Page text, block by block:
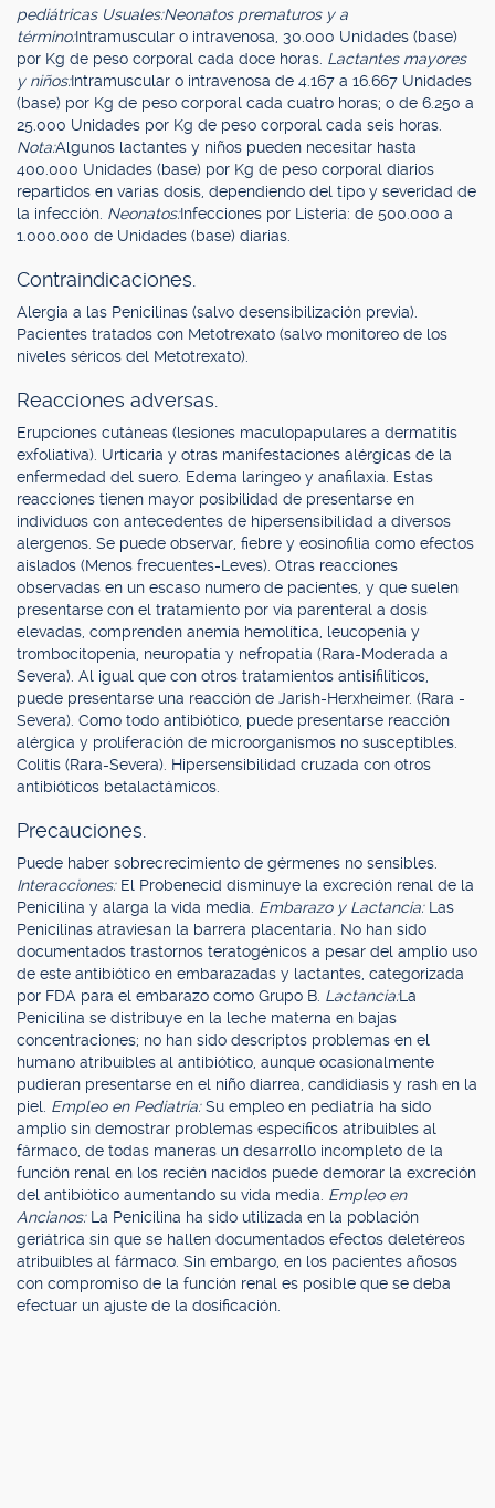
pediátricas Usuales:Neonatos prematuros y a
término:Intramuscular o intravenosa, 30.000 Unidades (base)
por Kg de peso corporal cada doce horas. Lactantes mayores
y niños:Intramuscular o intravenosa de 4.167 a 16.667 Unidades
(base) por Kg de peso corporal cada cuatro horas; o de 6.250 a
25.000 Unidades por Kg de peso corporal cada seis horas.
Nota:Algunos lactantes y niños pueden necesitar hasta
400.000 Unidades (base) por Kg de peso corporal diarios
repartidos en varias dosis, dependiendo del tipo y severidad de
la infección. Neonatos:Infecciones por Listeria: de 500.000 a
1.000.000 de Unidades (base) diarias.
Contraindicaciones.
Alergia a las Penicilinas (salvo desensibilización previa).
Pacientes tratados con Metotrexato (salvo monitoreo de los
niveles séricos del Metotrexato).
Reacciones adversas.
Erupciones cutáneas (lesiones maculopapulares a dermatitis
exfoliativa). Urticaria y otras manifestaciones alérgicas de la
enfermedad del suero. Edema laríngeo y anafilaxia. Estas
reacciones tienen mayor posibilidad de presentarse en
individuos con antecedentes de hipersensibilidad a diversos
alergenos. Se puede observar, fiebre y eosinofilia como efectos
aislados (Menos frecuentes-Leves). Otras reacciones
observadas en un escaso numero de pacientes, y que suelen
presentarse con el tratamiento por vía parenteral a dosis
elevadas, comprenden anemia hemolítica, leucopenia y
trombocitopenia, neuropatía y nefropatía (Rara-Moderada a
Severa). Al igual que con otros tratamientos antisifilíticos,
puede presentarse una reacción de Jarish-Herxheimer. (Rara -
Severa). Como todo antibiótico, puede presentarse reacción
alérgica y proliferación de microorganismos no susceptibles.
Colitis (Rara-Severa). Hipersensibilidad cruzada con otros
antibióticos betalactámicos.
Precauciones.
Puede haber sobrecrecimiento de gérmenes no sensibles.
Interacciones: El Probenecid disminuye la excreción renal de la
Penicilina y alarga la vida media. Embarazo y Lactancia: Las
Penicilinas atraviesan la barrera placentaria. No han sido
documentados trastornos teratogénicos a pesar del amplio uso
de este antibiótico en embarazadas y lactantes, categorizada
por FDA para el embarazo como Grupo B. Lactancia:La
Penicilina se distribuye en la leche materna en bajas
concentraciones; no han sido descriptos problemas en el
humano atribuibles al antibiótico, aunque ocasionalmente
pudieran presentarse en el niño diarrea, candidiasis y rash en la
piel. Empleo en Pediatría:Su empleo en pediatría ha sido
amplio sin demostrar problemas específicos atribuibles al
fármaco, de todas maneras un desarrollo incompleto de la
función renal en los recién nacidos puede demorar la excreción
del antibiótico aumentando su vida media. Empleo en
Ancianos: La Penicilina ha sido utilizada en la población
geriátrica sin que se hallen documentados efectos deletéreos
atribuibles al fármaco. Sin embargo, en los pacientes añosos
con compromiso de la función renal es posible que se deba
efectuar un ajuste de la dosificación.